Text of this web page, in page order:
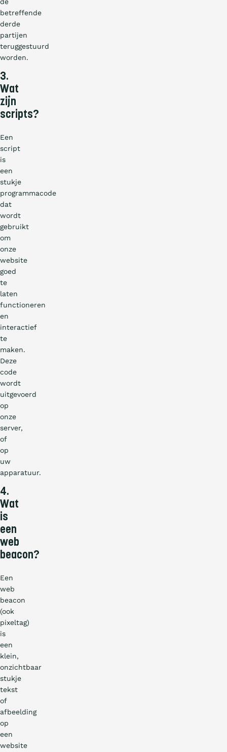
betreffende
derde
partijen
teruggestuurd
worden.
3.
Wat
zijn
scripts?
Een
script
is
een
stukje
programmacode
dat
wordt
gebruikt
om
onze
website
goed
te
laten
functioneren
en
interactief
te
maken.
Deze
code
wordt
uitgevoerd
op
onze
server,
of
op
uw
apparatuur.
4.
Wat
is
een
web
beacon?
Een
web
beacon
(ook
pixeltag)
is
een
klein,
onzichtbaar
stukje
tekst
of
afbeelding
op
een
website